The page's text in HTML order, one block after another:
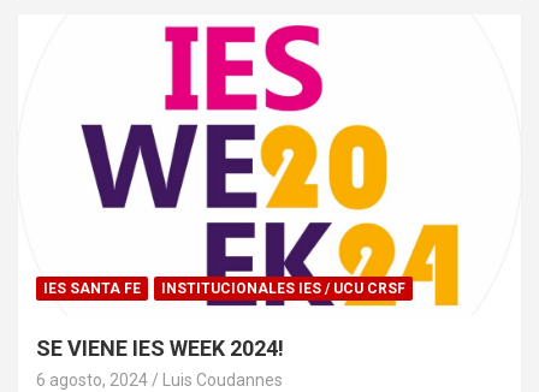
IES SANTA FE INSTITUCIONALES IES / UCU CRSF
SE VIENE IES WEEK 2024!
6 agosto, 2024 Luis Coudannes